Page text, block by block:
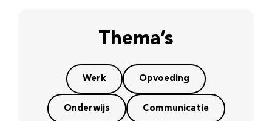
Thema’s
Werk Opvoeding
Onderwijs Communicatie